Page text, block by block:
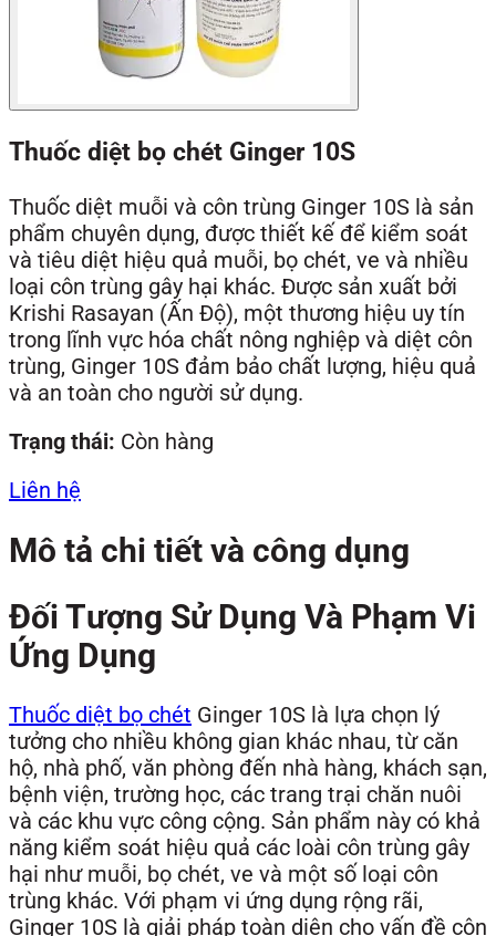
Thuốc diệt bọ chét Ginger 10S
Thuốc diệt muỗi và côn trùng Ginger 10S là sản
phẩm chuyên dụng, được thiết kế để kiểm soát
và tiêu diệt hiệu quả muỗi, bọ chét, ve và nhiều
loại côn trùng gây hại khác. Được sản xuất bởi
Krishi Rasayan (Ấn Độ), một thương hiệu uy tín
trong lĩnh vực hóa chất nông nghiệp và diệt côn
trùng, Ginger 10S đảm bảo chất lượng, hiệu quả
và an toàn cho người sử dụng.
Trạng thái: Còn hàng
Liên hệ
Mô tả chi tiết và công dụng
Đối Tượng Sử Dụng Và Phạm Vi
Ứng Dụng
Thuốc diệt bọ chét Ginger 10S là lựa chọn lý
tưởng cho nhiều không gian khác nhau, từ căn
hộ, nhà phố, văn phòng đến nhà hàng, khách sạn,
bệnh viện, trường học, các trang trại chăn nuôi
và các khu vực công cộng. Sản phẩm này có khả
năng kiểm soát hiệu quả các loài côn trùng gây
hại như muỗi, bọ chét, ve và một số loại côn
trùng khác. Với phạm vi ứng dụng rộng rãi,
Ginger 10S là giải pháp toàn diện cho vấn đề côn